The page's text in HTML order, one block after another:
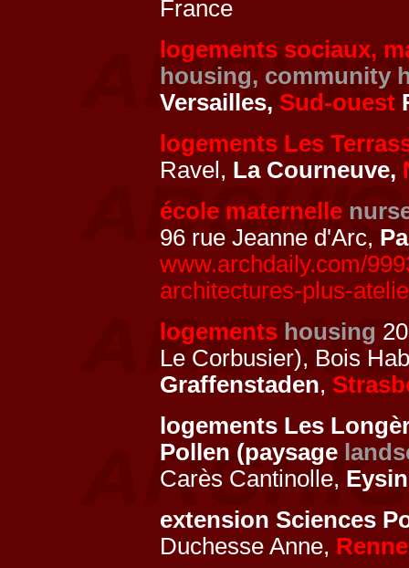
France
logements sociaux,
housing, community
Versailles, Sud-ouest
logements Les
Ravel, La Courneuve,
école maternelle
96 rue Jeanne d'Arc,
www.archdaily.com/
architectures-plus-
logements housing
Le Corbusier), Bois
Graffenstaden,
logements Les
Pollen (paysage
Carès Cantinolle,
extension Sciences
Duchesse Anne,